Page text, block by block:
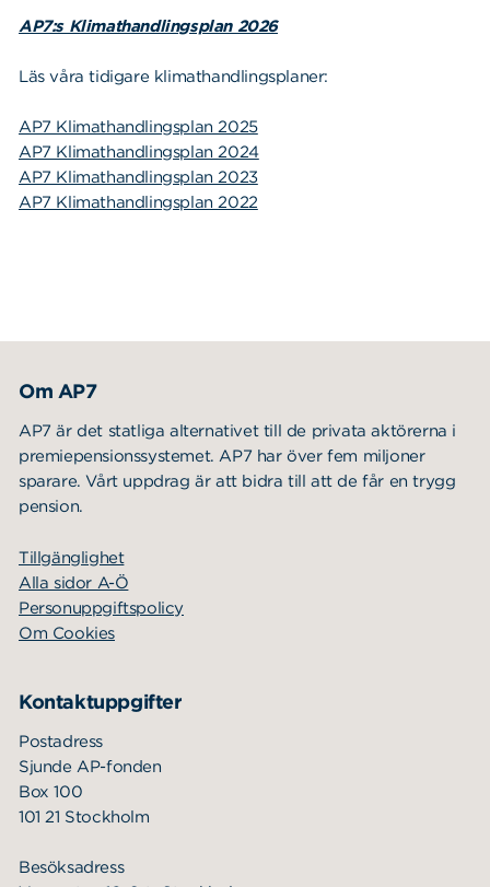
AP7:s Klimathandlingsplan 2026
Läs våra tidigare klimathandlingsplaner:
AP7 Klimathandlingsplan 2025
AP7 Klimathandlingsplan 2024
AP7 Klimathandlingsplan 2023
AP7 Klimathandlingsplan 2022
Om AP7
AP7 är det statliga alternativet till de privata aktörerna i
premiepensionssystemet. AP7 har över fem miljoner
sparare. Vårt uppdrag är att bidra till att de får en trygg
pension.
Tillgänglighet
Alla sidor A-Ö
Personuppgiftspolicy
Om Cookies
Kontaktuppgifter
Postadress
Sjunde AP-fonden
Box 100
101 21 Stockholm
Besöksadress